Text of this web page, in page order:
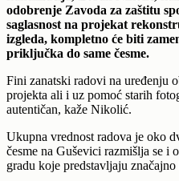
odobrenje Zavoda za zaštitu
saglasnost na projekat
izgleda, kompletno će biti
priključka do same česme.
Fini zanatski radovi na uređenju
projekta ali i uz pomoć starih
autentičan, kaže Nikolić.
Ukupna vrednost radova je oko
česme na Guševici razmišlja se i
gradu koje predstavljaju